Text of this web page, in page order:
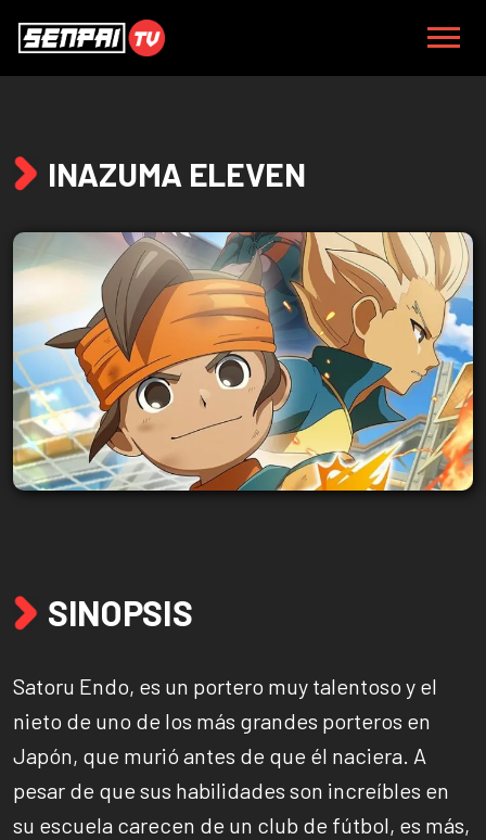
INAZUMA ELEVEN
SINOPSIS
Satoru Endo, es un portero muy talentoso y el
nieto de uno de los más grandes porteros en
Japón, que murió antes de que él naciera. A
pesar de que sus habilidades son increíbles en
su escuela carecen de un club de fútbol, es más,